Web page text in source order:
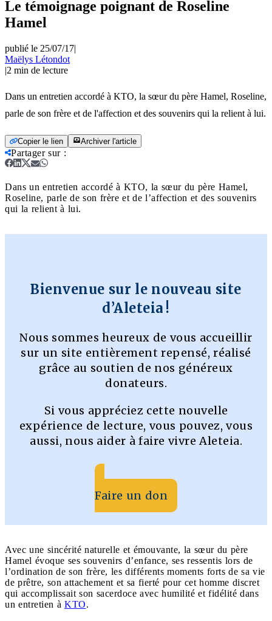
Le témoignage poignant de Roseline
Hamel
publié le 25/07/17|
Maëlys Létondot
|2 min de lecture
Dans un entretien accordé à KTO, la sœur du père Hamel, Roseline,
parle de son frère et de l'affection et des souvenirs qui la relient à lui.
Copier le lien Archiver l'article
Partager sur:
Dans un entretien accordé à KTO, la sœur du père Hamel,
Roseline, parle de son frère et de l’affection et des souvenirs
qui la relient à lui.
Bienvenue sur le nouveau site
d’Aleteia !
Nous sommes heureux de vous accueillir
sur un site entièrement repensé, réalisé
grâce au soutien de nos généreux
donateurs.
Si vous appréciez cette nouvelle
expérience de lecture, vous pouvez, vous
aussi, nous aider à faire vivre Aleteia.
Faire un don
Avec une sincérité naturelle et émouvante, la sœur du père
Hamel évoque ses souvenirs d’enfance, ses ressentis lors de
l’ordination de son frère, les différents moments forts de sa vie
de prêtre, son attachement et sa fierté pour cet homme discret
qui accomplissait son sacerdoce avec humilité et fidélité dans
un entretien à KTO.